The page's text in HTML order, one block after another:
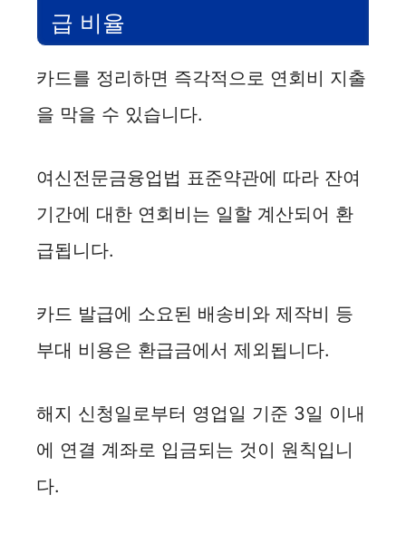
급 비율
카드를 정리하면 즉각적으로 연회비 지출
을 막을 수 있습니다.
여신전문금융업법 표준약관에 따라 잔여
기간에 대한 연회비는 일할 계산되어 환
급됩니다.
카드 발급에 소요된 배송비와 제작비 등
부대 비용은 환급금에서 제외됩니다.
해지 신청일로부터 영업일 기준 3일 이내
에 연결 계좌로 입금되는 것이 원칙입니
다.